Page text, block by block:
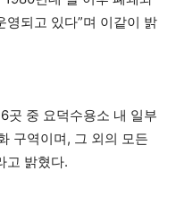
되고 있다”며 이같이 밝
곳 중 요덕수용소 내 일부
구역이며, 그 외의 모든
고 밝혔다.